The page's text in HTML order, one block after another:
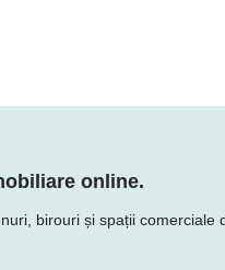
online.
birouri și spații